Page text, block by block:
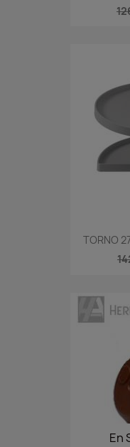
TORNO
En